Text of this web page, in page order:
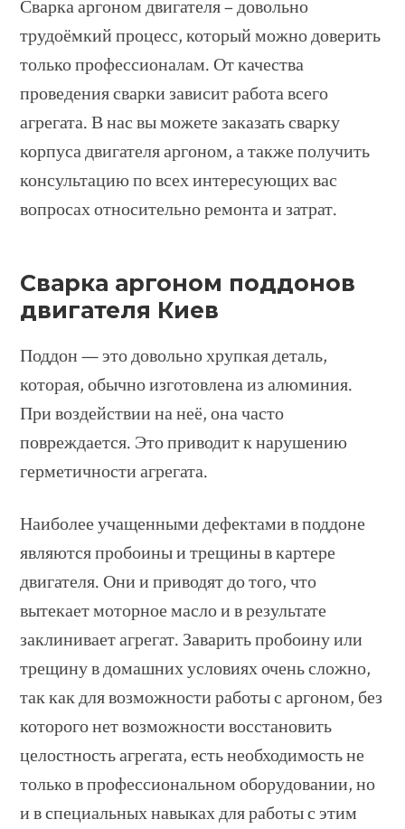
Сварка аргоном двигателя – довольно
трудоёмкий процесс, который можно доверить
только профессионалам. От качества
проведения сварки зависит работа всего
агрегата. В нас вы можете заказать сварку
корпуса двигателя аргоном, а также получить
консультацию по всех интересующих вас
вопросах относительно ремонта и затрат.
Сварка аргоном поддонов
двигателя Киев
Поддон — это довольно хрупкая деталь,
которая, обычно изготовлена из алюминия.
При воздействии на неё, она часто
повреждается. Это приводит к нарушению
герметичности агрегата.
Наиболее учащенными дефектами в поддоне
являются пробоины и трещины в картере
двигателя. Они и приводят до того, что
вытекает моторное масло и в результате
заклинивает агрегат. Заварить пробоину или
трещину в домашних условиях очень сложно,
так как для возможности работы с аргоном, без
которого нет возможности восстановить
целостность агрегата, есть необходимость не
только в профессиональном оборудовании, но
и в специальных навыках для работы с этим